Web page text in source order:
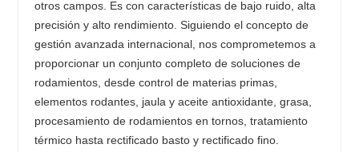
otros campos. Es con características de bajo ruido, alta
precisión y alto rendimiento. Siguiendo el concepto de
gestión avanzada internacional, nos comprometemos a
proporcionar un conjunto completo de soluciones de
rodamientos, desde control de materias primas,
elementos rodantes, jaula y aceite antioxidante, grasa,
procesamiento de rodamientos en tornos, tratamiento
térmico hasta rectificado basto y rectificado fino.